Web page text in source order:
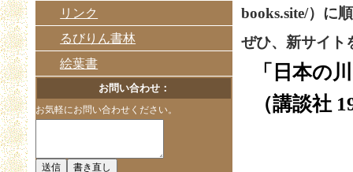
books.site/）に
ぜひ、新サイト
「日本の
（講談社
リンク
るびりん書林
絵葉書
お問い合わせ：
お気軽にお問い合わせください。